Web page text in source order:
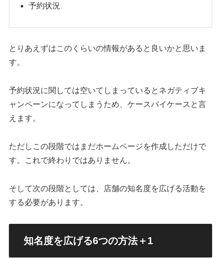
予約状況
とりあえずはこのくらいの情報があると良いかと思いま
す。
予約状況に関しては空いてしまっているとネガティブキ
ャンペーンになってしまうため、ケースバイケースと言
えます。
ただしこの段階ではまだホームページを作成しただけで
す。これで終わりではありません。
そして次の段階としては、店舗の知名度を広げる活動を
する必要があります。
知名度を広げる6つの方法＋1